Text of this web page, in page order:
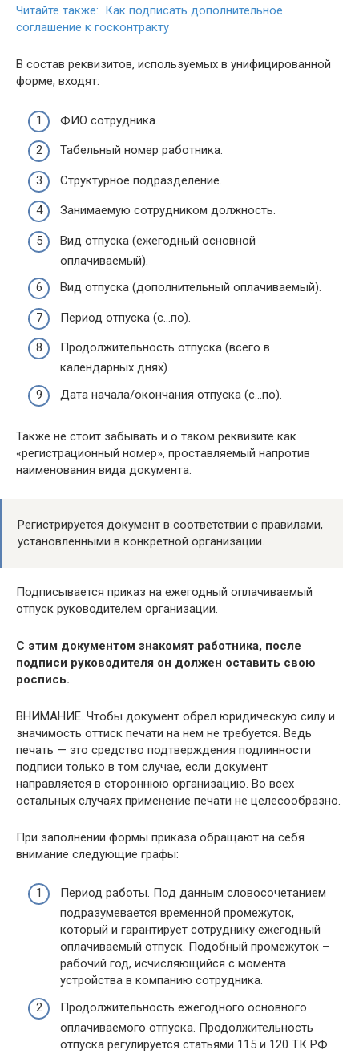
Читайте также: Как подписать дополнительное
соглашение к госконтракту
В состав реквизитов, используемых в унифицированной
форме, входят:
ФИО сотрудника.
Табельный номер работника.
Структурное подразделение.
Занимаемую сотрудником должность.
Вид отпуска (ежегодный основной
оплачиваемый).
Вид отпуска (дополнительный оплачиваемый).
Период отпуска (с…по).
Продолжительность отпуска (всего в
календарных днях).
Дата начала/окончания отпуска (с…по).
Также не стоит забывать и о таком реквизите как
«регистрационный номер», проставляемый напротив
наименования вида документа.
Регистрируется документ в соответствии с правилами,
установленными в конкретной организации.
Подписывается приказ на ежегодный оплачиваемый
отпуск руководителем организации.
С этим документом знакомят работника, после
подписи руководителя он должен оставить свою
роспись.
ВНИМАНИЕ. Чтобы документ обрел юридическую силу и
значимость оттиск печати на нем не требуется. Ведь
печать — это средство подтверждения подлинности
подписи только в том случае, если документ
направляется в стороннюю организацию. Во всех
остальных случаях применение печати не целесообразно.
При заполнении формы приказа обращают на себя
внимание следующие графы:
Период работы. Под данным словосочетанием
подразумевается временной промежуток,
который и гарантирует сотруднику ежегодный
оплачиваемый отпуск. Подобный промежуток –
рабочий год, исчисляющийся с момента
устройства в компанию сотрудника.
Продолжительность ежегодного основного
оплачиваемого отпуска. Продолжительность
отпуска регулируется статьями 115 и 120 ТК РФ.